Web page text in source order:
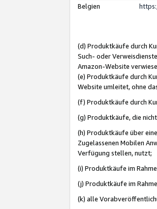
Belgien
(d) Produktkäufe durch
Such- oder
Amazon-Website
(e) Produktkäufe durch
Website umleitet, ohne
(f) Produktkäufe durch
(g) Produktkäufe, die
(h) Produktkäufe über
Zugelassenen Mobilen
Verfügung stellen, nutzt;
(i) Produktkäufe im
(j) Produktkäufe im
(k) alle